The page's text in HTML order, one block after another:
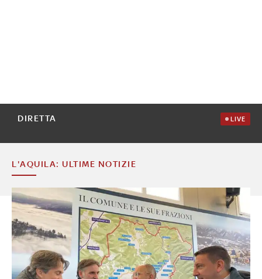
DIRETTA LIVE
L'AQUILA: ULTIME NOTIZIE